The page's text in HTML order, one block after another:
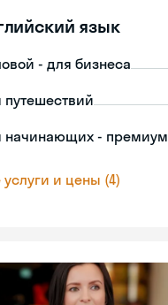
язык
- для бизнеса
путешествий
начинающих - премиум
услуги и цены (4)